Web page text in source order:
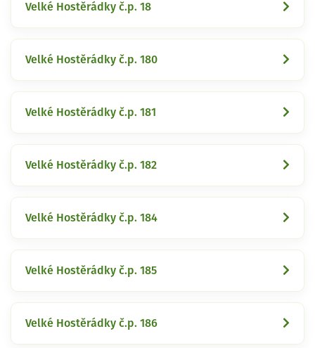
Velké Hostěrádky č.p. 18
Velké Hostěrádky č.p. 180
Velké Hostěrádky č.p. 181
Velké Hostěrádky č.p. 182
Velké Hostěrádky č.p. 184
Velké Hostěrádky č.p. 185
Velké Hostěrádky č.p. 186